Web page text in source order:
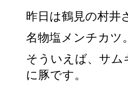
昨日は鶴見の村井
名物塩メンチカツ
そういえば、サ
に豚です。